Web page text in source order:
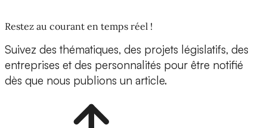
Restez au courant en temps réel !
Suivez des thématiques, des projets législatifs, des
entreprises et des personnalités pour être notifié
dès que nous publions un article.